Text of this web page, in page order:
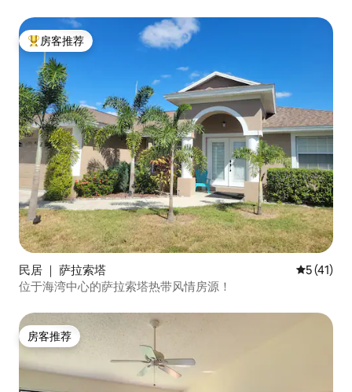
热门「房客推荐」
房客推荐
民居 ｜ 萨拉索塔 平均评分
5 (41)
位于海湾中心的萨拉索塔热带风情房源！
房客推荐
房客推荐